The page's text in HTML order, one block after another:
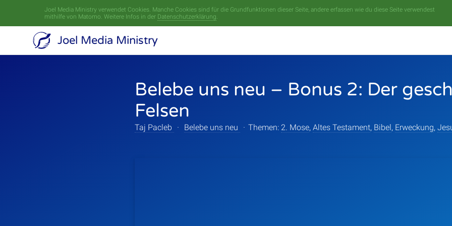
Joel Media Ministry verwendet Cookies. Manche Cookies sind für die Grundfunktionen dieser Seite, andere erfassen wie du diese Seite verwendest
mithilfe von Matomo. Weitere Infos in der Datenschutzerklärung.
Joel Media Ministry
Belebe uns neu – Bonus 2: Der
Felsen
Taj Pacleb · Belebe uns neu · Themen: 2. Mose, Altes Testament, Bibel, Erweckung,